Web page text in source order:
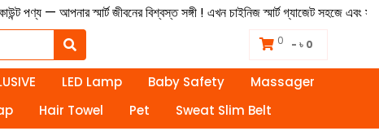
বিশ্বস্ত সঙ্গী ! এখন চাইনিজ স্মার্ট গ্যাজেট সহজে এবং সাশ্রয়ী দামে হাতের
0 - ৳ 0
LED Lamp Baby Safety
Massager
Hair Towel Pet Sweat Slim Belt